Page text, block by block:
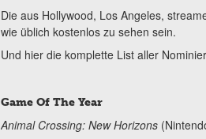
Die aus Hollywood, Los Angeles,
wie üblich kostenlos zu sehen sein.
Und hier die komplette List aller
Game Of The Year
Animal Crossing: New Horizons